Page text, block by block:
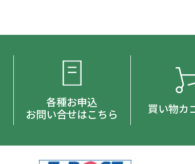
各種お申込
お問い合せはこちら
買い物カ